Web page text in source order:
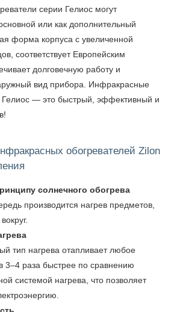
серии Гелиос могут
или как дополнительный
форма корпуса с увеличенной
соответствует Европейским
долговечную работу и
вид прибора. Инфракрасные
Гелиос — это быстрый, эффективный и
обогревателей Zilon
солнечного обогрева
производится нагрев предметов,
тип нагрева отапливает любое
3–4 раза быстрее по сравнению
системой нагрева, что позволяет